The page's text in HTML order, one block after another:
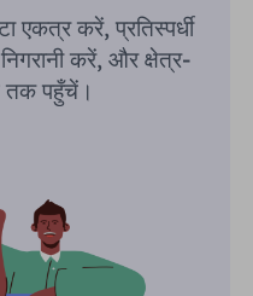
एकत्र करें, प्रतिस्पर्धी
करें, और क्षेत्र-
तक पहुँचें।